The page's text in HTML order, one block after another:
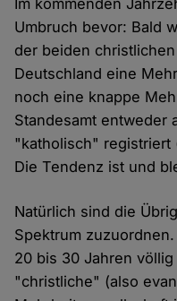
Im kommenden
Umbruch bevor: Bald
der beiden
Deutschland eine
noch eine knappe
Standesamt entweder
"katholisch" registriert
Die Tendenz ist und
Natürlich sind die
Spektrum
20 bis 30 Jahren
"christliche" (also